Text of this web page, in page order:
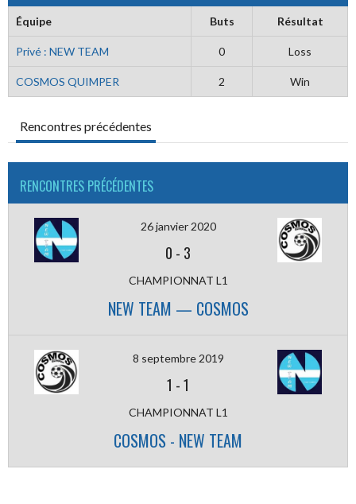
Équipe Buts Résultat
Privé : NEW TEAM 0 Loss
COSMOS QUIMPER 2 Win
Rencontres précédentes
RENCONTRES PRÉCÉDENTES
26 janvier 2020
0 - 3
CHAMPIONNAT L1
NEW TEAM — COSMOS
8 septembre 2019
1 -1
CHAMPIONNAT L1
COSMOS - NEW TEAM